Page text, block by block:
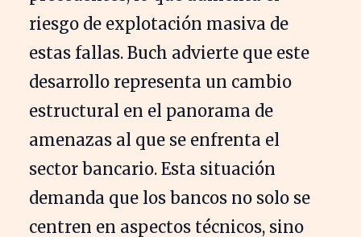
riesgo de explotación masiva de
estas fallas. Buch advierte que este
desarrollo representa un cambio
estructural en el panorama de
amenazas al que se enfrenta el
sector bancario. Esta situación
demanda que los bancos no solo se
centren en aspectos técnicos, sino